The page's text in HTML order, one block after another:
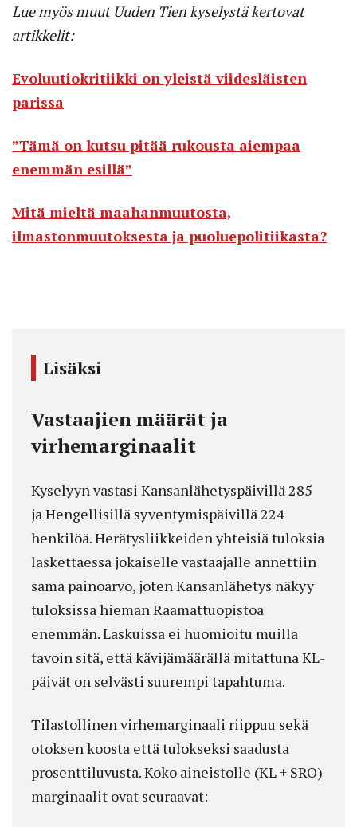
Lue myös muut Uuden Tien kyselystä kertovat
artikkelit:
Evoluutiokritiikki on yleistä viidesläisten
parissa
”Tämä on kutsu pitää rukousta aiempaa
enemmän esillä”
Mitä mieltä maahanmuutosta,
ilmastonmuutoksesta ja puoluepolitiikasta?
Lisäksi
Vastaajien määrät ja
virhemarginaalit
Kyselyyn vastasi Kansanlähetyspäivillä 285
ja Hengellisillä syventymispäivillä 224
henkilöä. Herätysliikkeiden yhteisiä tuloksia
lasket­taessa jokaiselle vastaajalle annettiin
sama painoarvo, joten Kansanlähetys näkyy
tuloksissa hieman Raamattuopistoa
enemmän. Laskuissa ei huomioitu muilla
tavoin sitä, että kävijämäärällä mitattuna KL-
päivät on selvästi suurempi tapahtuma.
Tilastollinen virhemarginaali riippuu sekä
otoksen koosta että tulokseksi saadusta
prosenttiluvusta. Koko aineistolle (KL + SRO)
marginaalit ovat seuraavat: